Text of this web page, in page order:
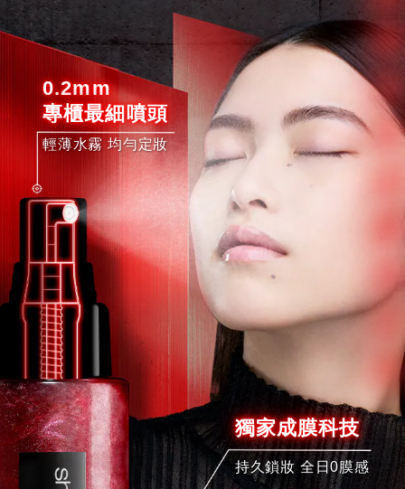
0.2mm
專櫃最細噴頭
輕薄水霧 均勻定妝
獨家成膜科技
持久鎖妝 全日0膜感